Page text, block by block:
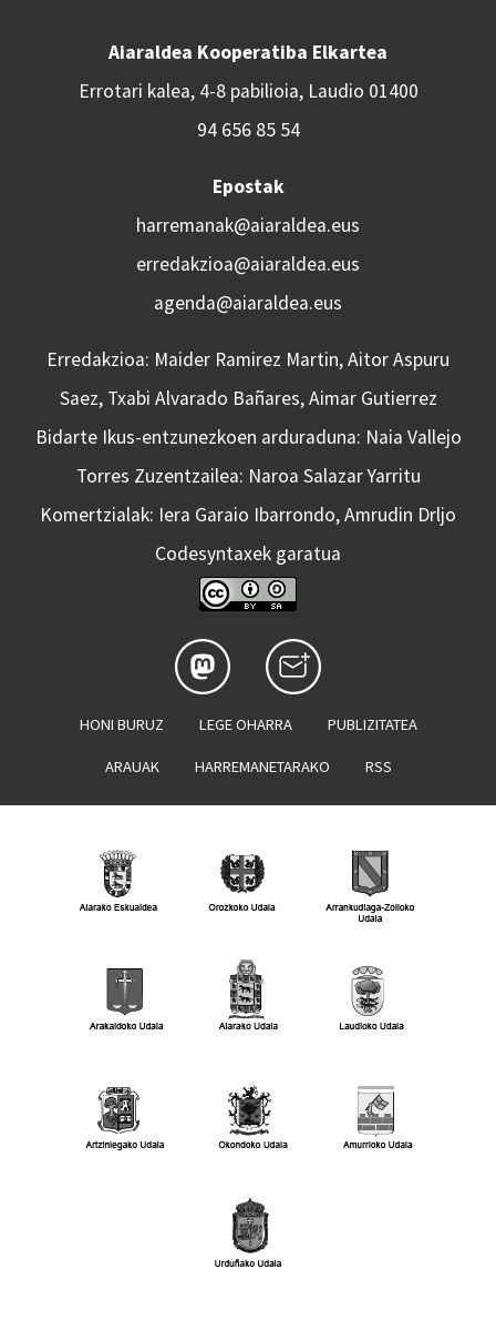
Aiaraldea Kooperatiba Elkartea
Errotari kalea, 4-8 pabilioia, Laudio 01400
94 656 85 54
Epostak
harremanak@aiaraldea.eus
erredakzioa@aiaraldea.eus
agenda@aiaraldea.eus
Erredakzioa: Maider Ramirez Martin, Aitor Aspuru
Saez, Txabi Alvarado Bañares, Aimar Gutierrez
Bidarte Ikus-entzunezkoen arduraduna: Naia Vallejo
Torres Zuzentzailea: Naroa Salazar Yarritu
Komertzialak: Iera Garaio Ibarrondo, Amrudin Drljo
Codesyntaxek garatua
HONI BURUZ LEGE OHARRA PUBLIZITATEA
ARAUAK HARREMANETARAKO RSS